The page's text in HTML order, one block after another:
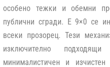
особено тежки и обемни
публични сгради. Е 9×0 се
всеки прозорец. Тези
изключително
минималистичен и